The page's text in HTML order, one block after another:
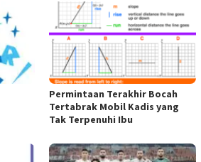
Permintaan Terakhir Bocah
Tertabrak Mobil Kadis yang
Tak Terpenuhi Ibu